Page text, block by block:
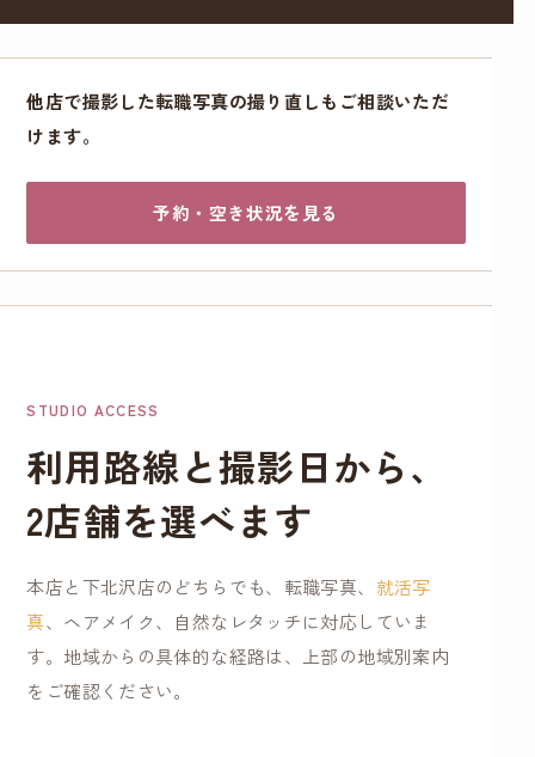
他店で撮影した転職写真の撮り直しもご相談いただ
けます。
予約・空き状況を見る
STUDIO ACCESS
利用路線と撮影日から、
2店舗を選べます
本店と下北沢店のどちらでも、転職写真、 就活写
真、ヘアメイク、自然なレタッチに対応していま
す。地域からの具体的な経路は、上部の地域別案内
をご確認ください。